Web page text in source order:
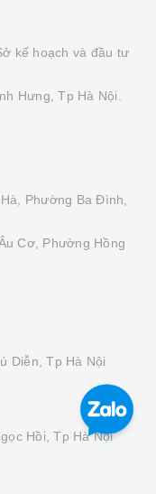
kế hoạch và đầu tư
Hưng, Tp Hà Nội.
Phường Ba Đình,
Cơ, Phường Hồng
Diễn, Tp Hà Nội
Hồi, Tp Hà Nội